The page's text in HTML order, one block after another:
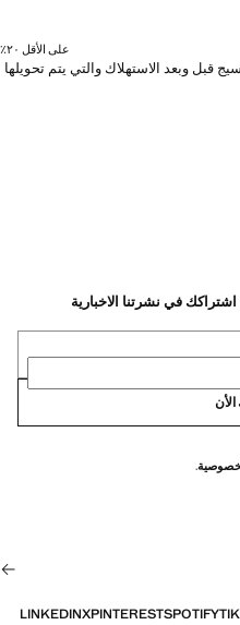
على الأقل ٢٠٪؜
قبل وبعد الاستهلاك والتي يتم تحويلها
.
SPOTIFY
PINTEREST
X
LINKEDIN